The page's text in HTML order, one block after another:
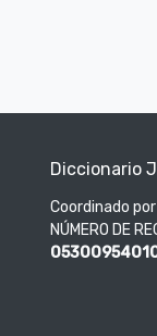
Diccionario
Coordinado
NÚMERO DE